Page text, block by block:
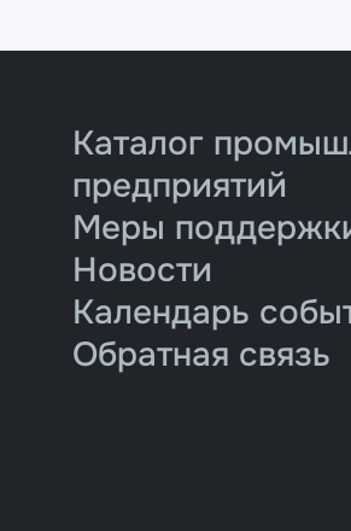
Каталог
предприятий
Меры
Новости
Календарь
Обратная связь